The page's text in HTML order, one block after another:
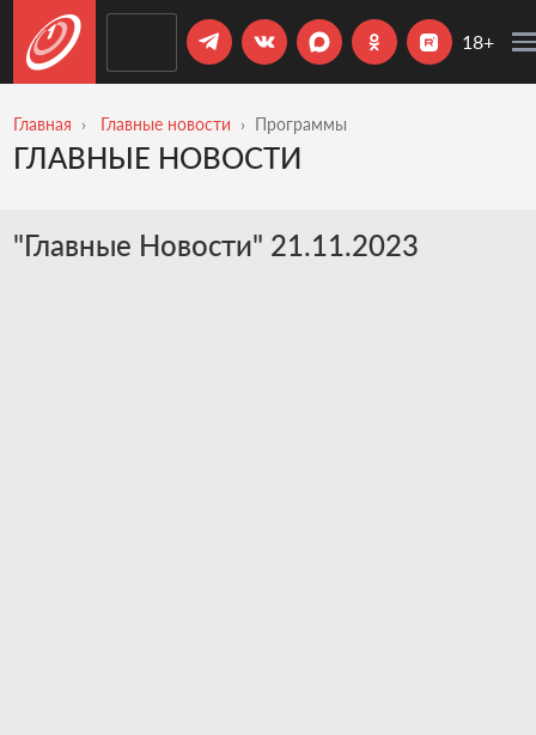
18+
Главная Главные новости Программы
ГЛАВНЫЕ НОВОСТИ
"Главные Новости" 21.11.2023